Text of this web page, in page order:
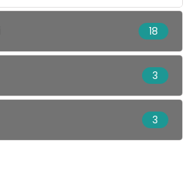
18
3
3